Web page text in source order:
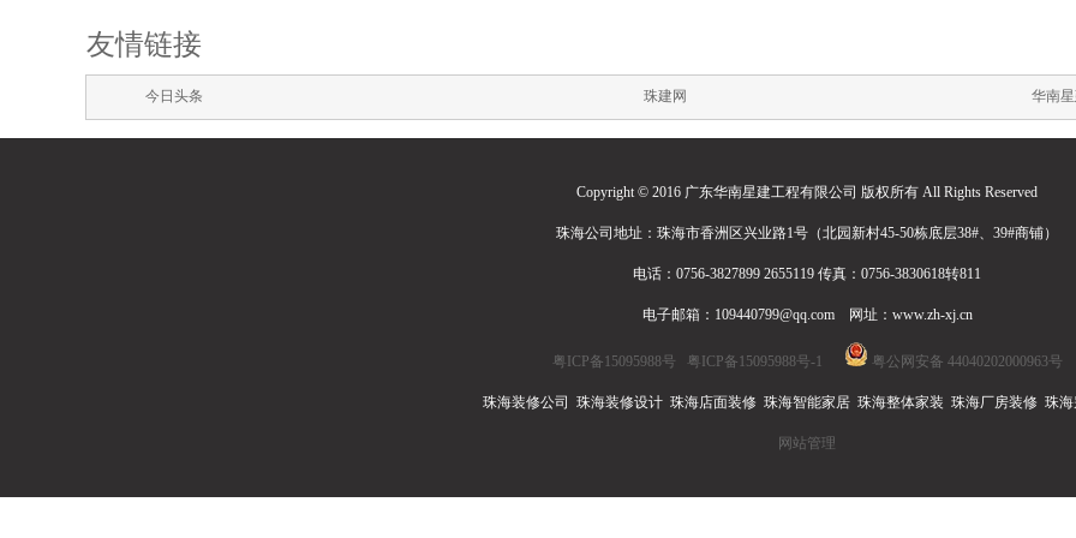
友情链接
今日头条 珠建网 华南
Copyright © 2016 广东华南星建工程有限公司 版权所有 All Rights Reserved
珠海公司地址：珠海市香洲区兴业路1号（北园新村45-50栋底层38#、39#商铺）
电话：0756-3827899 2655119 传真：0756-3830618转811
电子邮箱：109440799@qq.com 网址：www.zh-xj.cn
粤ICP备15095988号 粤ICP备15095988号-1 粤公网安备 44040202000963号
珠海装修公司 珠海装修设计 珠海店面装修 珠海智能家居 珠海整体家装 珠海厂房装修 珠海
网站管理